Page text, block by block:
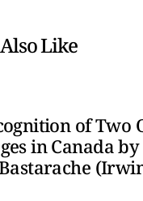
Like
of Two
in Canada